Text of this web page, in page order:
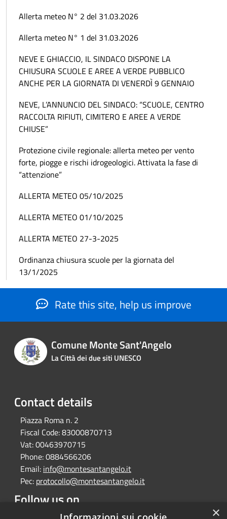
Allerta meteo N° 2 del 31.03.2026
Allerta meteo N° 1 del 31.03.2026
NEVE E GHIACCIO, IL SINDACO DISPONE LA
CHIUSURA SCUOLE E AREE A VERDE PUBBLICO
ANCHE PER LA GIORNATA DI VENERDÌ 9 GENNAIO
NEVE, L’ANNUNCIO DEL SINDACO: “SCUOLE, CENTRO
RACCOLTA RIFIUTI, CIMITERO E AREE A VERDE
CHIUSE”
Protezione civile regionale: allerta meteo per vento
forte, piogge e rischi idrogeologici. Attivata la fase di
“attenzione”
ALLERTA METEO 05/10/2025
ALLERTA METEO 01/10/2025
ALLERTA METEO 27-3-2025
Ordinanza chiusura scuole per la giornata del
13/1/2025
Rate this site, help us improve
Comune Monte Sant'Angelo
La Città dei due siti UNESCO
Contact details
Piazza Roma n. 2
Fiscal Code:83000870713
Vat:00463970715
Phone:0884566206
Email: info@montesantangelo.it
Pec: protocollo@montesantangelo.it
Follow us on
×